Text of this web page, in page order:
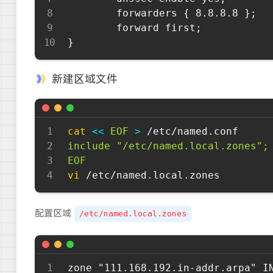
新建区域文件
cat << EOF > /etc/named.conf
include "/etc/named.local.zones";
EOF
vi
配置区域 /etc/named.local.zones
zone "111.168.192.in-addr.arpa"